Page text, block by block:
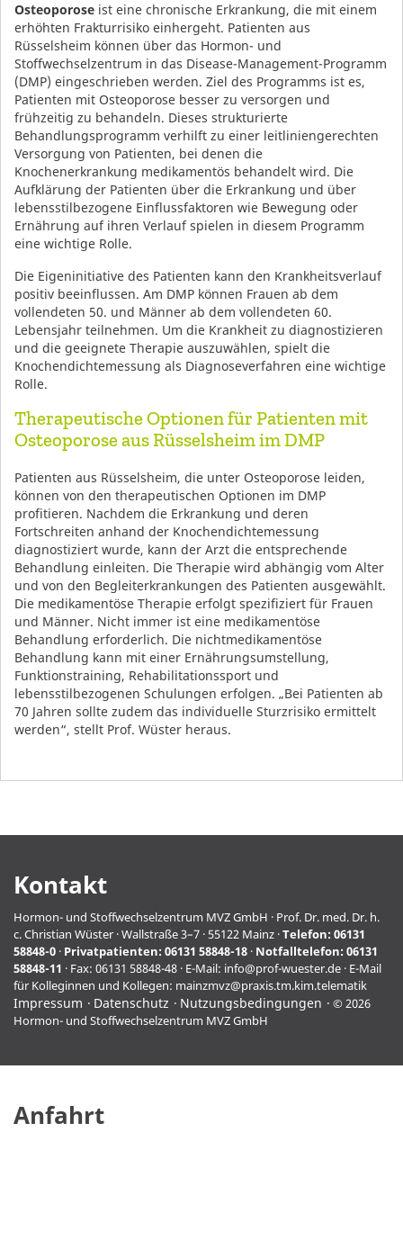
Osteoporose ist eine chronische Erkrankung, die mit einem
erhöhten Frakturrisiko einhergeht. Patienten aus
Rüsselsheim können über das Hormon- und
Stoffwechselzentrum in das Disease-Management-Programm
(DMP) eingeschrieben werden. Ziel des Programms ist es,
Patienten mit Osteoporose besser zu versorgen und
frühzeitig zu behandeln. Dieses strukturierte
Behandlungsprogramm verhilft zu einer leitliniengerechten
Versorgung von Patienten, bei denen die
Knochenerkrankung medikamentös behandelt wird. Die
Aufklärung der Patienten über die Erkrankung und über
lebensstilbezogene Einflussfaktoren wie Bewegung oder
Ernährung auf ihren Verlauf spielen in diesem Programm
eine wichtige Rolle.
Die Eigeninitiative des Patienten kann den Krankheitsverlauf
positiv beeinflussen. Am DMP können Frauen ab dem
vollendeten 50. und Männer ab dem vollendeten 60.
Lebensjahr teilnehmen. Um die Krankheit zu diagnostizieren
und die geeignete Therapie auszuwählen, spielt die
Knochendichtemessung als Diagnoseverfahren eine wichtige
Rolle.
Therapeutische Optionen für Patienten mit
Osteoporose aus Rüsselsheim im DMP
Patienten aus Rüsselsheim, die unter Osteoporose leiden,
können von den therapeutischen Optionen im DMP
profitieren. Nachdem die Erkrankung und deren
Fortschreiten anhand der Knochendichtemessung
diagnostiziert wurde, kann der Arzt die entsprechende
Behandlung einleiten. Die Therapie wird abhängig vom Alter
und von den Begleiterkrankungen des Patienten ausgewählt.
Die medikamentöse Therapie erfolgt spezifiziert für Frauen
und Männer. Nicht immer ist eine medikamentöse
Behandlung erforderlich. Die nichtmedikamentöse
Behandlung kann mit einer Ernährungsumstellung,
Funktionstraining, Rehabilitationssport und
lebensstilbezogenen Schulungen erfolgen. „Bei Patienten ab
70 Jahren sollte zudem das individuelle Sturzrisiko ermittelt
werden“, stellt Prof. Wüster heraus.
Kontakt
Hormon- und Stoffwechselzentrum MVZ GmbH · Prof. Dr. med. Dr. h.
c. Christian Wüster · Wallstraße 3–7 · 55122 Mainz ·Telefon: 06131
58848-0 · Privatpatienten: 06131 58848-18 · Notfalltelefon: 06131
58848-11 · Fax: 06131 58848-48 · E-Mail: info@prof-wuester.de · E-Mail
für Kolleginnen und Kollegen: mainzmvz@praxis.tm.kim.telematik
Impressum Datenschutz Nutzungsbedingungen
© 2026
Hormon- und Stoffwechselzentrum MVZ GmbH
Anfahrt